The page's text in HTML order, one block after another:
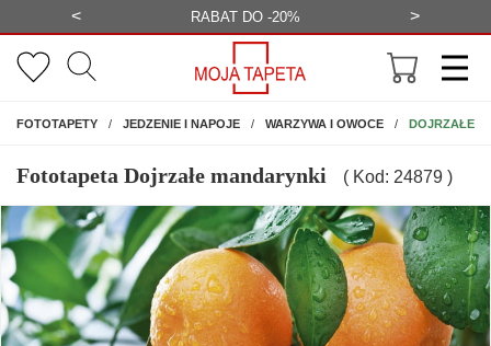
< BEZPŁATNA WIZUALIZACJA >
FOTOTAPETYNA ŚCIANĘ
JEDZENIE I NAPOJE WARZYWA I OWOCE DOJRZAŁE
Fototapeta Dojrzałe mandarynki ( Kod: 24879 )